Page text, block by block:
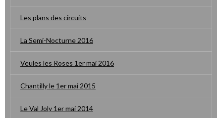
Les plans des circuits
La Semi-Nocturne 2016
Veules les Roses 1er mai 2016
Chantilly le 1er mai 2015
Le Val Joly 1er mai 2014